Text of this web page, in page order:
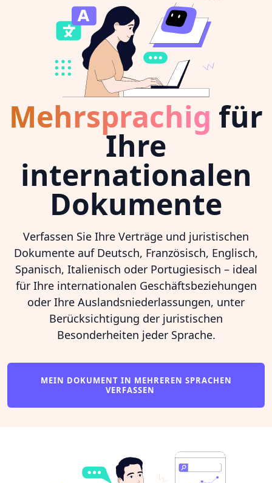
Mehrsprachig für
Ihre
internationalen
Dokumente
Verfassen Sie Ihre Verträge und juristischen
Dokumente auf Deutsch, Französisch, Englisch,
Spanisch, Italienisch oder Portugiesisch – ideal
für Ihre internationalen Geschäftsbeziehungen
oder Ihre Auslandsniederlassungen, unter
Berücksichtigung der juristischen
Besonderheiten jeder Sprache.
MEIN DOKUMENT IN MEHREREN SPRACHEN
VERFASSEN